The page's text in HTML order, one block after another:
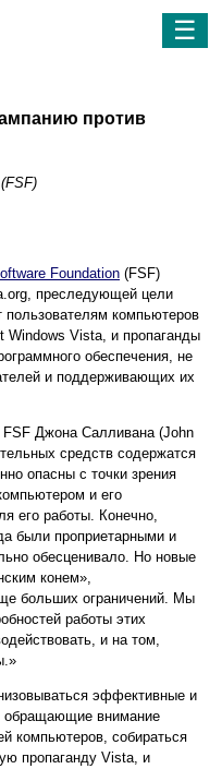
☰
против
(FSF)
Foundation (FSF)
преследующей цели
пользователям компьютеров
Windows Vista, и пропаганды
обеспечения, не
и поддерживающих их
Джона Салливана (John
средств содержатся
опасны с точки зрения
и его
его работы. Конечно,
были проприетарными и
обесценивало. Но новые
конем»,
больших ограничений. Мы
работы этих
и на том,
эффективные и
обращающие внимание
компьютеров, собираться
пропаганду Vista, и